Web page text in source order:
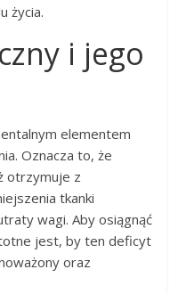
życia.
i jego
elementem
Oznacza to, że
otrzymuje z
tkanki
wagi. Aby osiągnąć
jest, by ten deficyt
oraz